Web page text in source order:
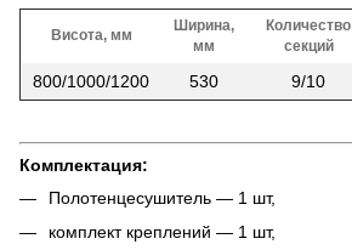
Висота, мм
Ширина,
мм
Количество
секций
800/1000/1200 530 9/10
Комплектация:
Полотенцесушитель — 1 шт,
комплект креплений — 1 шт,